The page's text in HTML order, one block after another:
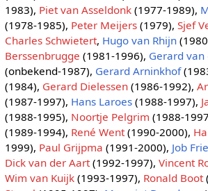
1983), Piet van Asseldonk(1977-1989),
(1978-1985), Peter Meijers(1979), Sjef
Charles Schwietert, Hugo van Rhijn
Berssenbrugge (1981-1996), Gerard van
(onbekend-1987), Gerard Arninkhof
(1984), Gerard Dielessen(1986-1992),
(1987-1997), Hans Laroes(1988-1997),
(1988-1995), Noortje Pelgrim (1988-
(1989-1994), René Went(1990-2000),
1999), Paul Grijpma (1991-2000), Job
Dick van der Aart(1992-1997), Vincent
Wim van Kuijk(1993-1997), Ronald Boot